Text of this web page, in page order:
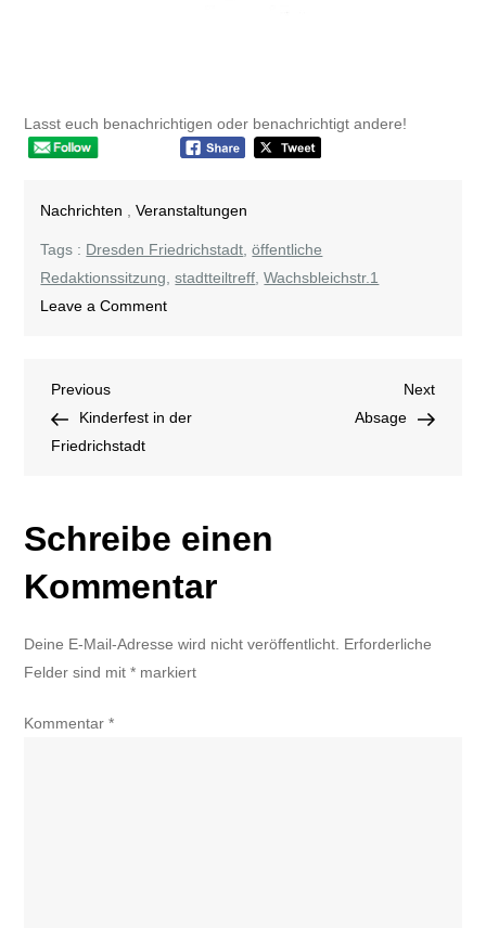
Lasst euch benachrichtigen oder benachrichtigt andere!
Nachrichten ,Veranstaltungen
Tags : Dresden Friedrichstadt,öffentliche
Redaktionssitzung,stadtteiltreff,Wachsbleichstr.1
Leave a Commenton
Beitragsnavigation
Previous
Post
Previous
Kinderfest in der
Friedrichstadt
Next
Post
Next
Absage
Schreibe einen
Kommentar
Deine E-Mail-Adresse wird nicht veröffentlicht. Erforderliche
Felder sind mit* markiert
Kommentar*